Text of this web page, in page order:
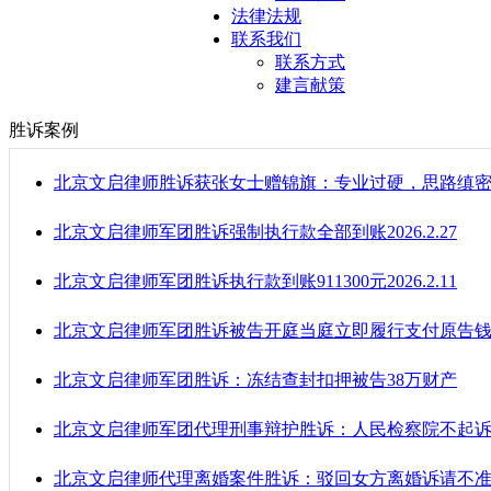
法律法规
联系我们
联系方式
建言献策
胜诉案例
北京文启律师胜诉获张女士赠锦旗：专业过硬，思路缜
北京文启律师军团胜诉强制执行款全部到账2026.2.27
北京文启律师军团胜诉执行款到账911300元2026.2.11
北京文启律师军团胜诉被告开庭当庭立即履行支付原告
北京文启律师军团胜诉：冻结查封扣押被告38万财产
北京文启律师军团代理刑事辩护胜诉：人民检察院不起诉
北京文启律师代理离婚案件胜诉：驳回女方离婚诉请不